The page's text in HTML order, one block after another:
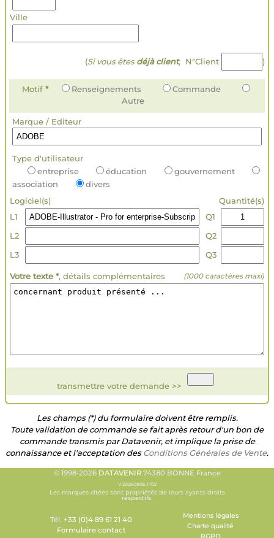
Ville
(Si vous êtesdéjà client, N°Client )
Motif * Renseignements
Commande
Autre
Marque / Editeur
Type d'utilisateur
entreprise
éducation
gouvernement
association
divers
Logiciel(s)
Quantité(s)
L1
Q1
L2
Q2
L3
Q3
Votre texte *, détails complémentaires (1000 caractères maxi)
transmettre votre demande >>
Les champs (*) du formulaire doivent être remplis.
Toute validation de commande se fait après retour d'un bon de
commande transmis par Datavenir, et implique la prise de
connaissance et l'acceptation desConditions Générales de Vente.
© 1998-2026 DATAVENIR74380 BONNE France
V.20260806.1702
Les marques citées sont propriétés de leurs ayants droits
respectifs.
Tél. +33 (0)4 89 61 21 40
Formulaire contact
Mentions légales
Charte qualité